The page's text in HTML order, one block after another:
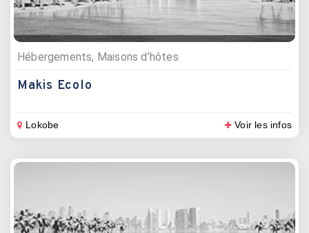
Hébergements, Maisons d’hôtes
Makis Ecolo
Lokobe Voir les infos